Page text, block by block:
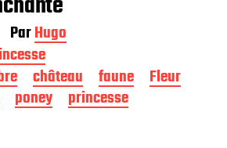
ParHugo
château faune
Fleur
poney princesse